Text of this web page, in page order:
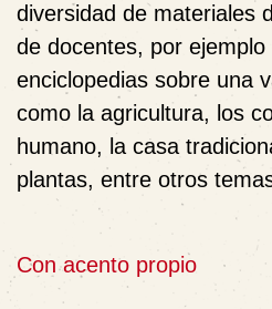
diversidad de materiales
de docentes, por ejemplo
enciclopedias sobre una
como la agricultura, los
humano, la casa
plantas, entre otros
Con acento propio